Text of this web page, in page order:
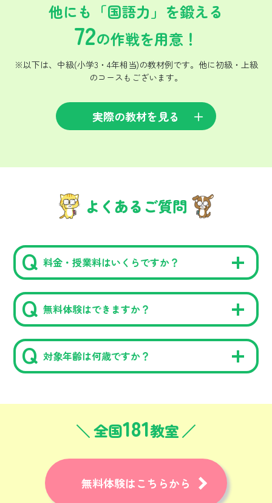
他にも「国語力」を鍛える
72の作戦を用意！
※以下は、中級(小学3・4年相当)の教材例です。他に初級・上級
のコースもございます。
実際の教材を見る
よくあるご質問
料金・授業料はいくらですか？
無料体験はできますか？
対象年齢は何歳ですか？
全国181教室
無料体験はこちらから